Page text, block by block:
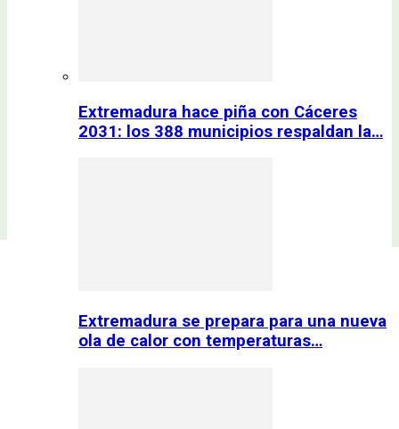
Extremadura hace piña con Cáceres
2031: los 388 municipios respaldan la…
Extremadura se prepara para una nueva
ola de calor con temperaturas…